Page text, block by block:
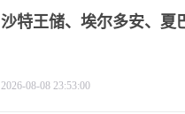
沙特王储、埃尔多安、夏
2026-08-08 23:53:00